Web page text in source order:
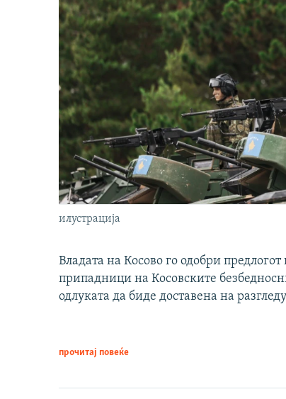
илустрација
Владата на Косово го одобри
припадници на Косовските
одлуката да биде доставена на
прочитај повеќе